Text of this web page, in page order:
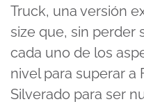
Truck, una versión
size que, sin perder
cada uno de los
nivel para superar a
Silverado para ser